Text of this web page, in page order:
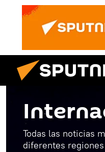
Todas las noticias
diferentes